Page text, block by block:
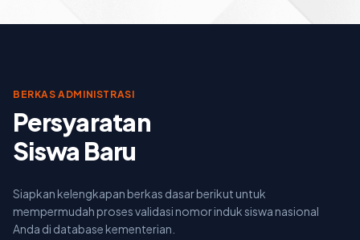
BERKAS ADMINISTRASI
Persyaratan
Siswa Baru
Siapkan kelengkapan berkas dasar berikut untuk
mempermudah proses validasi nomor induk siswa nasional
Anda di database kementerian.